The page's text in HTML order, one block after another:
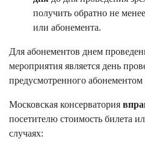
получить обратно не
или абонемента.
Для абонементов днем
мероприятия является день
предусмотренного
Московская консерватория
посетителю стоимость билета
случаях: